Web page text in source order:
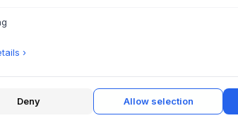
›
Deny Allow selection